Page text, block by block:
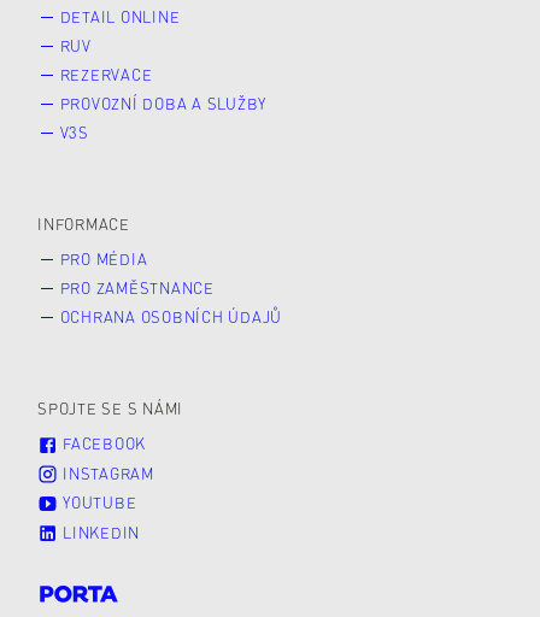
DETAIL ONLINE
RUV
REZERVACE
PROVOZNÍ DOBA A SLUŽBY
V3S
INFORMACE
PRO MÉDIA
PRO ZAMĚSTNANCE
OCHRANA OSOBNÍCH ÚDAJŮ
SPOJTE SE S NÁMI
FACEBOOK
INSTAGRAM
YOUTUBE
LINKEDIN